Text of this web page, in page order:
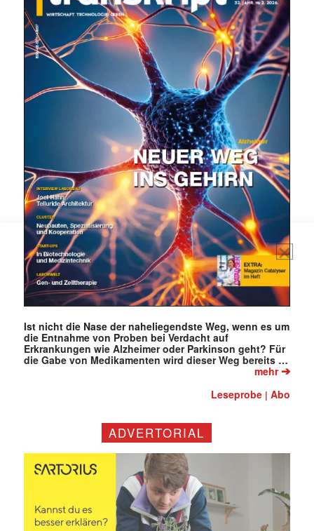
Mit dem |transkript-Newsletter
jede Woche aktuell informiert.
E-
Mail
(erforderlich)
Ist nicht die Nase der naheliegendste Weg, wenn es um
die Entnahme von Proben bei Verdacht auf
Erkrankungen wie Alzheimer oder Parkinson geht? Für
die Gabe von Medikamenten wird dieser Weg bereits …
mehr➔
Leseprobe |Abo
ADVERTORIAL